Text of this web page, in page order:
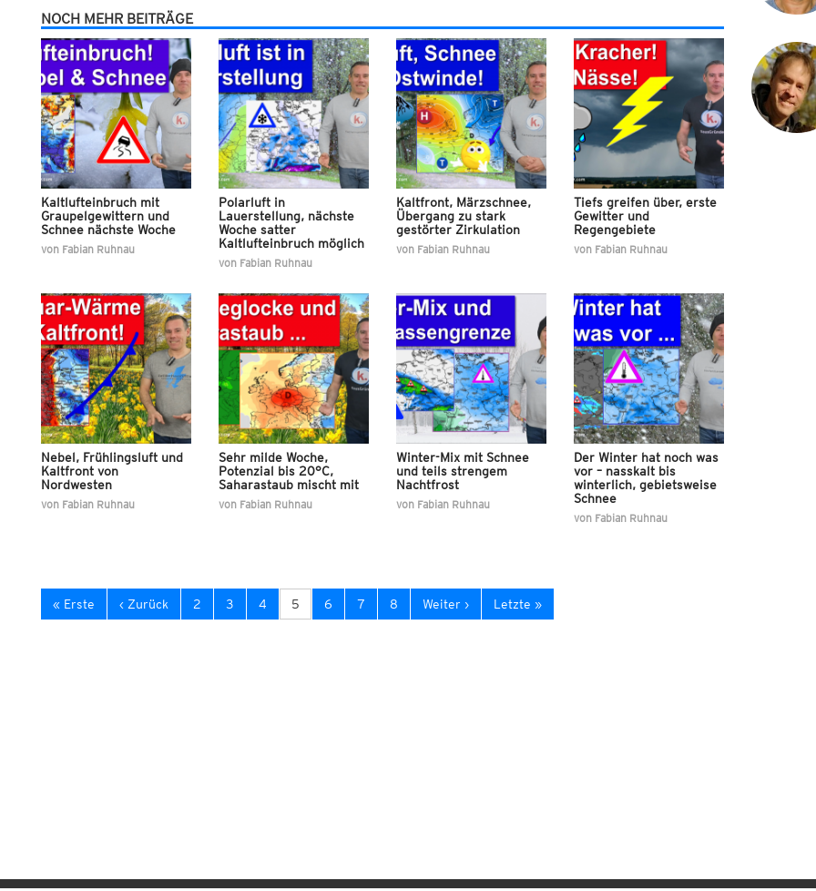
NOCH MEHR BEITRÄGE
Kaltlufteinbruch mit
Graupelgewittern und
Schnee nächste Woche
von Fabian Ruhnau
Polarluft in
Lauerstellung, nächste
Woche satter
Kaltlufteinbruch möglich
von Fabian Ruhnau
Kaltfront, Märzschnee,
Übergang zu stark
gestörter Zirkulation
von Fabian Ruhnau
Tiefs greifen über, erste
Gewitter und
Regengebiete
von Fabian Ruhnau
Nebel, Frühlingsluft und
Kaltfront von
Nordwesten
von Fabian Ruhnau
Sehr milde Woche,
Potenzial bis 20°C,
Saharastaub mischt mit
von Fabian Ruhnau
Winter-Mix mit Schnee
und teils strengem
Nachtfrost
von Fabian Ruhnau
Der Winter hat noch was
vor – nasskalt bis
winterlich, gebietsweise
Schnee
von Fabian Ruhnau
« Erste ‹ Zurück 2 3 4 5 6 7 8 Weiter › Letzte »